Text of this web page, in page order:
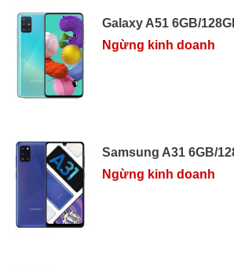
Galaxy A51 6GB/
Ngừng kinh doanh
Samsung A31 6GB/
Ngừng kinh doanh